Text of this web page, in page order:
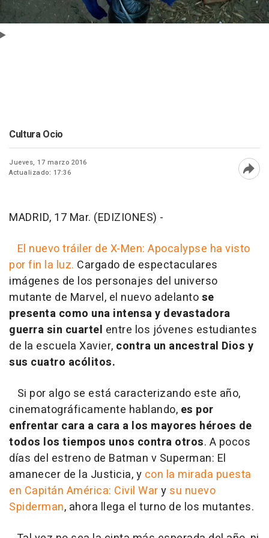
Cultura Ocio
Jueves, 17 marzo 2016
Actualizado: 17:36
MADRID, 17 Mar. (EDIZIONES) -
El nuevo tráiler de X-Men: Apocalypse ha visto
por fin la luz. Cargado de espectaculares
imágenes de los personajes del universo
mutante de Marvel, el nuevo adelantose
presenta como una intensa y devastadora
guerra sin cuartel entre los jóvenes estudiantes
de la escuela Xavier, contra un ancestral Dios y
sus cuatro acólitos.
Si por algo se está caracterizando este año,
cinematográficamente hablando, es por
enfrentar cara a cara a los mayores héroes de
todos los tiempos unos contra otros. A pocos
días del estreno de Batman v Superman: El
amanecer de la Justicia, y con la mirada puesta
en Capitán América: Civil Wary su nuevo
Spiderman, ahora llega el turno de los mutantes.